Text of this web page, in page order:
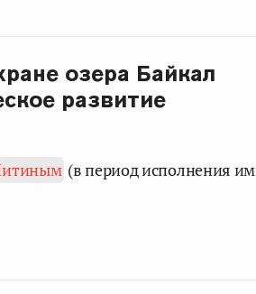
озера Байкал
развитие
(в период исполнения им